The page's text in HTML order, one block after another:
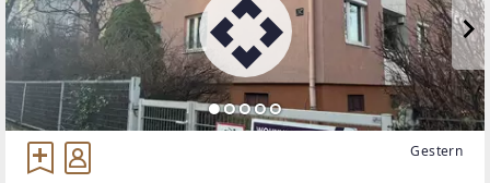
Gestern